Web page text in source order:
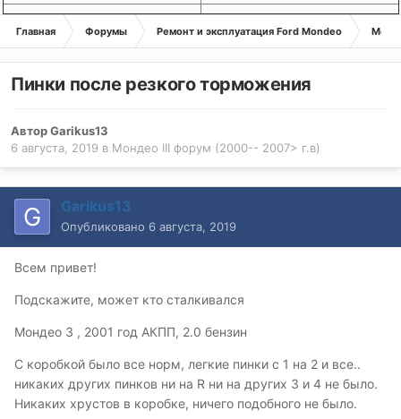
Главная Форумы Ремонт и эксплуатация Ford Mondeo
Пинки после резкого торможения
АвторGarikus13
6 августа, 2019 в Мондео III форум (2000-- 2007> г.в)
Garikus13
Опубликовано 6 августа, 2019
Всем привет!
Подскажите, может кто сталкивался
Мондео 3 , 2001 год АКПП, 2.0 бензин
С коробкой было все норм, легкие пинки с 1 на 2 и все..
никаких других пинков ни на R ни на других 3 и 4 не было.
Никаких хрустов в коробке, ничего подобного не было.